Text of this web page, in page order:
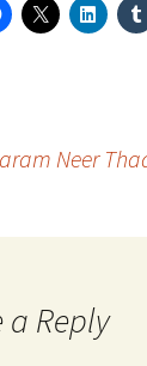
Neer
a Reply